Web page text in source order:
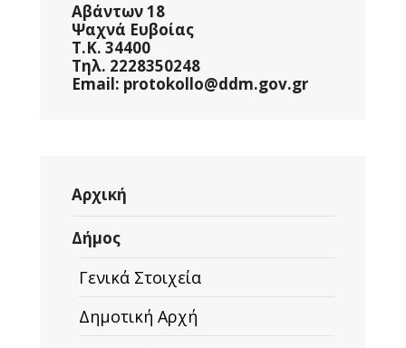
Αβάντων 18
Ψαχνά Ευβοίας
Τ.Κ. 34400
Τηλ. 2228350248
Email: protokollo@ddm.gov.gr
Αρχική
Δήμος
Γενικά Στοιχεία
Δημοτική Αρχή